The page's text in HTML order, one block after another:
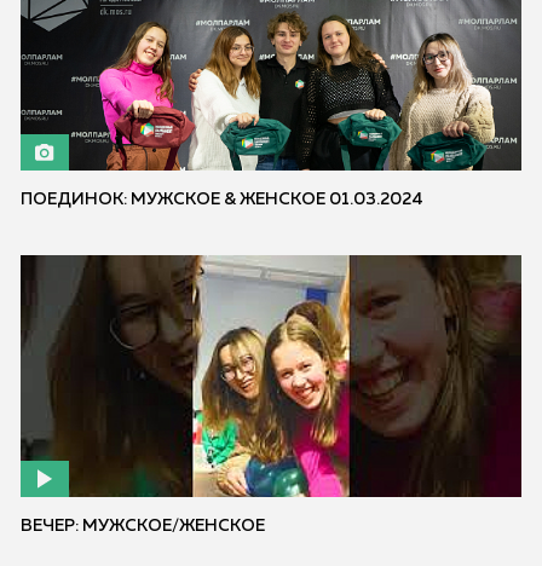
ПОЕДИНОК: МУЖСКОЕ & ЖЕНСКОЕ 01.03.2024
ВЕЧЕР: МУЖСКОЕ/ЖЕНСКОЕ